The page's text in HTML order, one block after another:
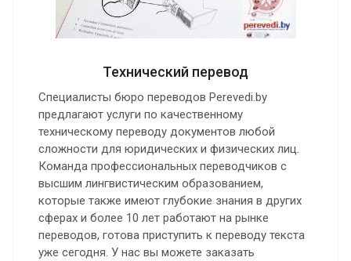
Технический перевод
Специалисты бюро переводов Perevedi.by
предлагают услуги по качественному
техническому переводу документов любой
сложности для юридических и физических лиц.
Команда профессиональных переводчиков с
высшим лингвистическим образованием,
которые также имеют глубокие знания в других
сферах и более 10 лет работают на рынке
переводов, готова приступить к переводу текста
уже сегодня. У нас вы можете заказать